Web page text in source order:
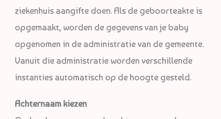
ziekenhuis aangifte doen. Als de geboorteakte is
opgemaakt, worden de gegevens van je baby
opgenomen in de administratie van de gemeente.
Vanuit die administratie worden verschillende
instanties automatisch op de hoogte gesteld.
Achternaam kiezen